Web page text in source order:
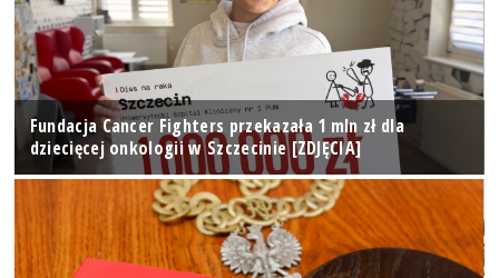
Fundacja Cancer Fighters przekazała 1 mln zł dla
dziecięcej onkologii w Szczecinie [ZDJĘCIA]